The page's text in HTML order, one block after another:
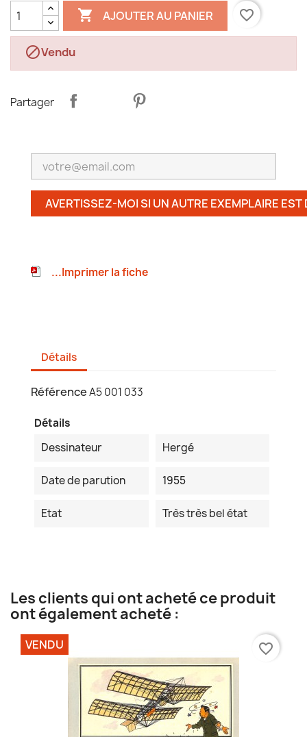
 AJOUTER AU PANIER favorite_border
Vendu
Partager
AVERTISSEZ-MOI SI UN AUTRE EXEMPLAIRE EST
...Imprimer la fiche
Détails
RéférenceA5 001 033
Détails
Dessinateur
Hergé
Date de parution 1955
Etat Très très bel état
Les clients qui ont acheté ce produit
ont également acheté :
VENDU favorite_border